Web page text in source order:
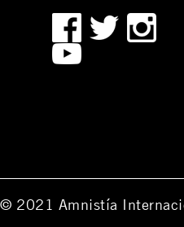
© 2021 Amnistía